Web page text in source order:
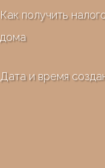
Как получить
дома
Дата и время